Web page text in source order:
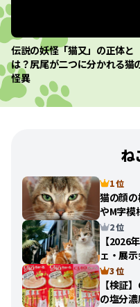
伝説の妖怪「猫又」の正体と
は？尻尾が二つに分かれる猫
怪異
ね
1 位
猫の顔
やM字模
2 位
【2026
ェ・展
3 位
【検証
の塩分